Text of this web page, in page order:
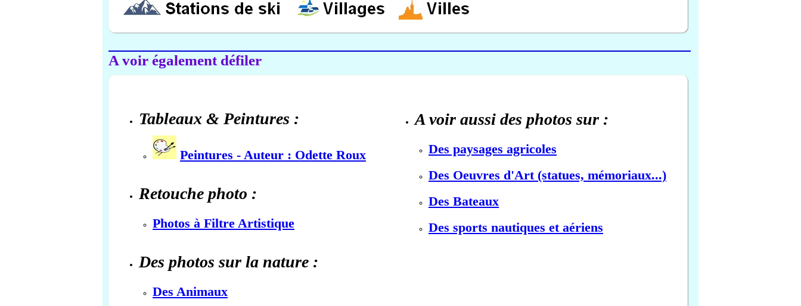
A voir également défiler
Tableaux & Peintures :
Peintures - Auteur : Odette Roux
Retouche photo :
Photos à Filtre Artistique
Des photos sur la nature :
Des Animaux
A voir aussi des photos sur :
Des paysages agricoles
Des Oeuvres d'Art (statues, mémoriaux...)
Des Bateaux
Des sports nautiques et aériens